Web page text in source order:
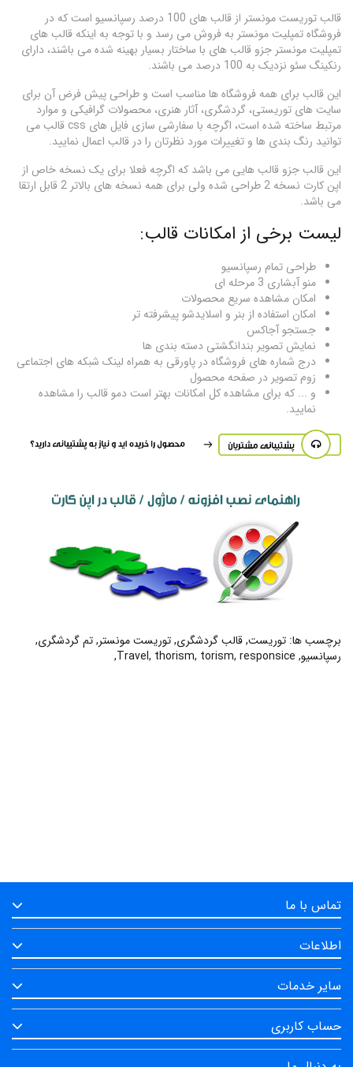
قالب توریست مونستر از قالب های 100 درصد رسپانسیو است که در
فروشگاه تمپلیت مونستر به فروش می رسد و با توجه به اینکه قالب های
تمپلیت مونستر جزو قالب های با ساختار بسیار بهینه شده می باشند، دارای
رنکینگ سئو نزدیک به 100 درصد می باشند.
این قالب برای همه فروشگاه ها مناسب است و طراحی پیش فرض آن برای
سایت های توریستی، گردشگری، آثار هنری، محصولات گرافیکی و موارد
مرتبط ساخته شده است، اگرچه با سفارشی سازی فایل های css قالب می
توانید رنگ بندی ها و تغییرات مورد نظرتان را در قالب اعمال نمایید.
این قالب جزو قالب هایی می باشد که اگرچه فعلا برای یک نسخه خاص از
اپن کارت نسخه 2 طراحی شده ولی برای همه نسخه های بالاتر 2 قابل ارتقا
می باشد.
لیست برخی از امکانات قالب:
طراحی تمام رسپانسیو
منو آبشاری 3 مرحله ای
امکان مشاهده سریع محصولات
امکان استفاده از بنر و اسلایدشو پیشرفته تر
جستجو آجاکس
نمایش تصویر بندانگشتی دسته بندی ها
درج شماره های فروشگاه در پاورقی به همراه لینک شبکه های اجتماعی
زوم تصویر در صفحه محصول
و ... که برای مشاهده کل امکانات بهتر است دمو قالب را مشاهده
نمایید.
برچسب ها: توریست,قالب گردشگری,توریست مونستر,تم گردشگری,
رسپانسیو,
Travel, thorism, torism, responsice
,
تماس با ما
اطلاعات
سایر خدمات
حساب کاربری